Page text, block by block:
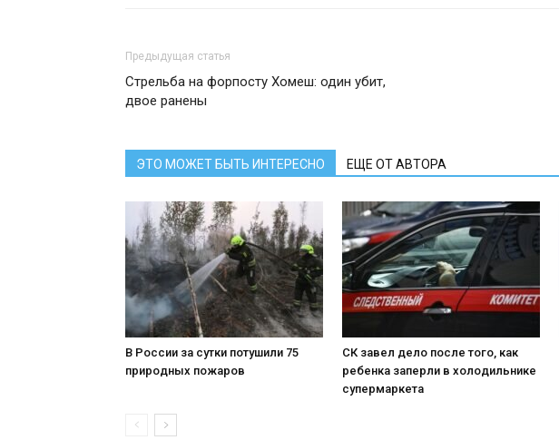
Предыдущая статья
Стрельба на форпосту Хомеш: один убит,
двое ранены
ЭТО МОЖЕТ БЫТЬ ИНТЕРЕСНО ЕЩЕ ОТ АВТОРА
В России за сутки потушили 75
природных пожаров
СК завел дело после того, как
ребенка заперли в холодильнике
супермаркета